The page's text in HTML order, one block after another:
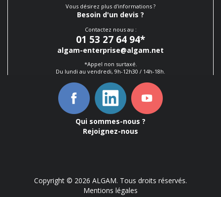
Vous désirez plus d'informations ?
Besoin d'un devis ?
Contactez nous au :
01 53 27 64 94*
algam-enterprise@algam.net
*Appel non surtaxé.
Du lundi au vendredi, 9h-12h30 / 14h-18h.
Qui sommes-nous ?
Rejoignez-nous
Copyright © 2026 ALGAM. Tous droits réservés.
Mentions légales